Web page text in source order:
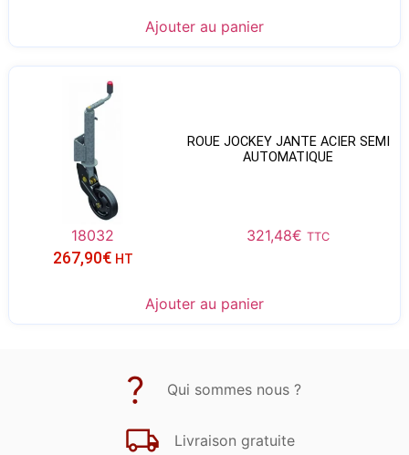
Ajouter au panier
ROUE JOCKEY JANTE ACIER SEMI
AUTOMATIQUE
18032 321,48€ TTC
267,90€ HT
Ajouter au panier
Qui sommes nous ?
Livraison gratuite